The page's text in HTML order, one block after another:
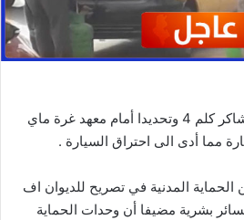
جد منذ قليل بطريق منزل شاكر كلم 4 وتحديدا أمام معهد غرة ماي
مما أدى الى احتراق السيارة .
المدنية في تصريح للديوان اف
بشرية مضيفا أن وحدات الحماية